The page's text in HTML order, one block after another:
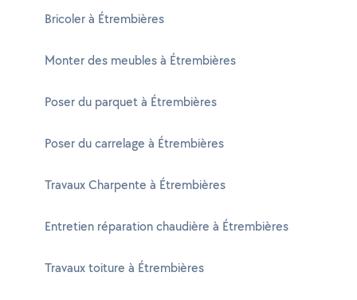
Bricoler à Étrembières
Monter des meubles à Étrembières
Poser du parquet à Étrembières
Poser du carrelage à Étrembières
Travaux Charpente à Étrembières
Entretien réparation chaudière à Étrembières
Travaux toiture à Étrembières